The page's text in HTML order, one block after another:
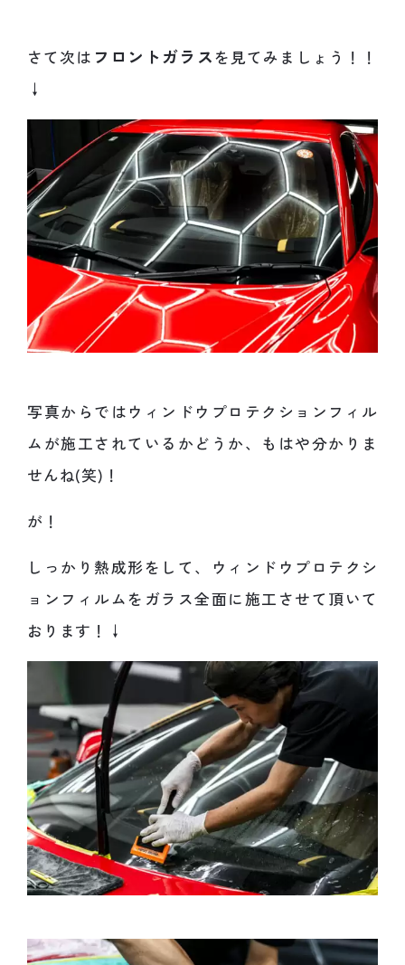
さて次は フロントガラスを見てみましょう！！
↓
写真からではウィンドウプロテクションフィル
ムが施工されているかどうか、もはや分かりま
せんね(笑)！
が！
しっかり熱成形をして、ウィンドウプロテクシ
ョンフィルムをガラス全面に施工させて頂いて
おります！↓